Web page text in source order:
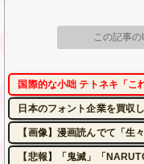
この記事
国際的な小咄 テトネキ「
日本のフォント企業を買収
【画像】漫画読んでて「生
【悲報】「鬼滅」「